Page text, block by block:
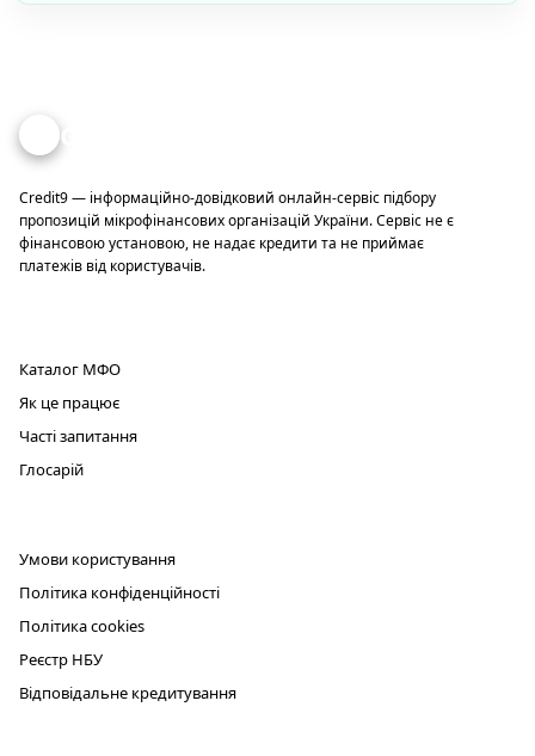
Credit
Credit9 — інформаційно-довідковий онлайн-сервіс підбору
пропозицій мікрофінансових організацій України. Сервіс не є
фінансовою установою, не надає кредити та не приймає
платежів від користувачів.
Каталог МФО
Як це працює
Часті запитання
Глосарій
Умови користування
Політика конфіденційності
Політика cookies
Реєстр НБУ
Відповідальне кредитування